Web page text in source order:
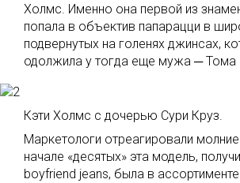
Холмс. Именно она первой из
попала в объектив папарацци в
подвернутых на голенях джинсах,
одолжила у тогда еще мужа ─ Тома
Кэти Холмс с дочерью Сури Круз.
Маркетологи отреагировали
начале «десятых» эта модель,
boyfriend jeans, была в